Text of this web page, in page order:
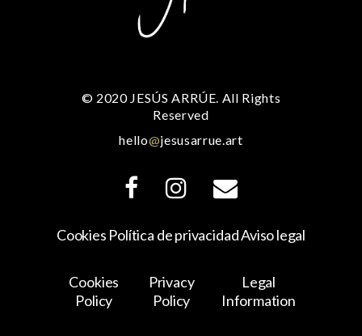
© 2020 JESÚS ARRÚE. All Rights
Reserved
hello@jesusarrue.art
Cookies Política de privacidadAviso legal
Cookies
Policy
Privacy
Policy
Legal
Information